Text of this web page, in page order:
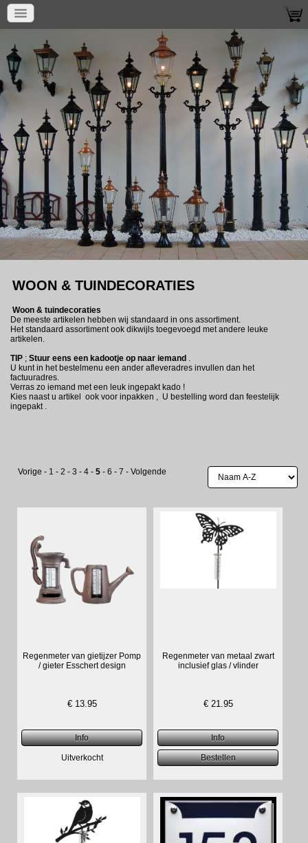
WOON & TUINDECORATIES
Woon & tuindecoraties
De meeste artikelen hebben wij standaard in ons assortiment.
Het standaard assortiment ook dikwijls toegevoegd met andere leuke
artikelen.
TIP ; Stuur eens een kadootje op naar iemand
U kunt in het bestelmenu een ander afleveradres invullen dan het
factuuradres.
Verras zo iemand met een leuk ingepakt kado !
Kies naast u artikel ook voor inpakken , U bestelling word dan feestelijk
ingepakt .
Vorige - 1 - 2 - 3 - 4 - 5 - 6 - 7 - Volgende
Regenmeter van gietijzer Pomp
/ gieter Esschert design
€ 13.95
Regenmeter van metaal zwart
inclusief glas / vlinder
€ 21.95